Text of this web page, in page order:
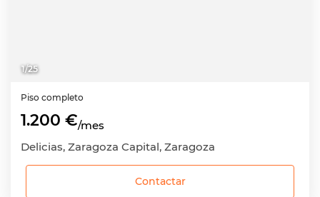
1/25
Piso completo
1.200 €/mes
Delicias, Zaragoza Capital, Zaragoza
Contactar